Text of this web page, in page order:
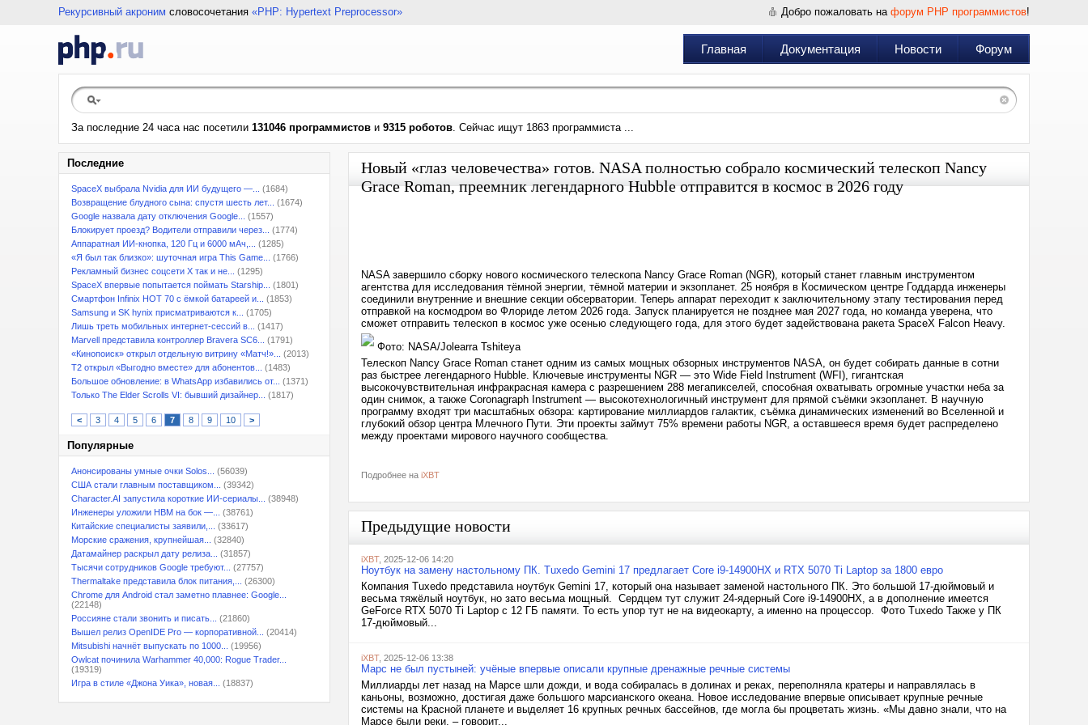
Рекурсивный акроним словосочетания «PHP: Hypertext Preprocessor» Добро пожаловать на форум PHP программистов!
Главная Документация Новости Форум
За последние 24 часа нас посетили 131046 программистов и 9315 роботов. Сейчас ищут 1863 программиста ...
Последние
SpaceX выбрала Nvidia для ИИ будущего —...
(1684)
Возвращение блудного сына: спустя шесть лет...
(1674)
Google назвала дату отключения Google...
(1557)
Блокирует проезд? Водители отправили через...
(1774)
Аппаратная ИИ-кнопка, 120 Гц и 6000 мАч,...
(1285)
«Я был так близко»: шуточная игра This Game...
(1766)
Рекламный бизнес соцсети X так и не...
(1295)
SpaceX впервые попытается поймать Starship...
(1801)
Смартфон Infinix HOT 70 с ёмкой батареей и...
(1853)
Samsung и SK hynix присматриваются к...
(1705)
Лишь треть мобильных интернет-сессий в...
(1417)
Marvell представила контроллер Bravera SC6...
(1791)
«Кинопоиск» открыл отдельную витрину «Матч!»...
(2013)
T2 открыл «Выгодно вместе» для абонентов...
(1483)
Большое обновление: в WhatsApp избавились от...
(1371)
Только The Elder Scrolls VI: бывший дизайнер...
(1817)
< 3 4 5 6 7 8 9 10 >
Популярные
Анонсированы умные очки Solos...
(56039)
США стали главным поставщиком...
(39342)
Character.AI запустила короткие ИИ-сериалы...
(38948)
Инженеры уложили HBM на бок —...
(38761)
Китайские специалисты заявили,...
(33617)
Морские сражения, крупнейшая...
(32840)
Датамайнер раскрыл дату релиза...
(31857)
Тысячи сотрудников Google требуют...
(27757)
Thermaltake представила блок питания,...
(26300)
Chrome для Android стал заметно плавнее: Google...
(22148)
Россияне стали звонить и писать...
(21860)
Вышел релиз OpenIDE Pro — корпоративной...
(20414)
Mitsubishi начнёт выпускать по 1000...
(19956)
Owlcat починила Warhammer 40,000: Rogue Trader...
(19319)
Игра в стиле «Джона Уика», новая...
(18837)
Новый «глаз человечества» готов. NASA полностью собрало космический телескоп Nancy
Grace Roman, преемник легендарного Hubble отправится в космос в 2026 году
NASA завершило сборку нового космического телескопа Nancy Grace Roman (NGR), который станет главным инструментом
агентства для исследования тёмной энергии, тёмной материи и экзопланет. 25 ноября в Космическом центре Годдарда инженеры
соединили внутренние и внешние секции обсерватории. Теперь аппарат переходит к заключительному этапу тестирования перед
отправкой на космодром во Флориде летом 2026 года. Запуск планируется не позднее мая 2027 года, но команда уверена, что
сможет отправить телескоп в космос уже осенью следующего года, для этого будет задействована ракета SpaceX Falcon Heavy.
Фото: NASA/Jolearra Tshiteya
Телескоп Nancy Grace Roman станет одним из самых мощных обзорных инструментов NASA, он будет собирать данные в сотни
раз быстрее легендарного Hubble. Ключевые инструменты NGR — это Wide Field Instrument (WFI), гигантская
высокочувствительная инфракрасная камера с разрешением 288 мегапикселей, способная охватывать огромные участки неба за
один снимок, а также Coronagraph Instrument — высокотехнологичный инструмент для прямой съёмки экзопланет. В научную
программу входят три масштабных обзора: картирование миллиардов галактик, съёмка динамических изменений во Вселенной и
глубокий обзор центра Млечного Пути. Эти проекты займут 75% времени работы NGR, а оставшееся время будет распределено
между проектами мирового научного сообщества.
Подробнее на iXBT
Предыдущие новости
iXBT, 2025-12-06 14:20
Ноутбук на замену настольному ПК. Tuxedo Gemini 17 предлагает Core i9-14900HX и RTX 5070 Ti Laptop за 1800 евро
Компания Tuxedo представила ноутбук Gemini 17, который она называет заменой настольного ПК. Это большой 17-дюймовый и
весьма тяжёлый ноутбук, но зато весьма мощный. Сердцем тут служит 24-ядерный Core i9-14900HX, а в дополнение имеется
GeForce RTX 5070 Ti Laptop с 12 ГБ памяти. То есть упор тут не на видеокарту, а именно на процессор. Фото Tuxedo Также у ПК
17-дюймовый...
iXBT, 2025-12-06 13:38
Марс не был пустыней: учёные впервые описали крупные дренажные речные системы
Миллиарды лет назад на Марсе шли дожди, и вода собиралась в долинах и реках, переполняла кратеры и направлялась в
каньоны, возможно, достигая даже большого марсианского океана. Новое исследование впервые описывает крупные речные
системы на Красной планете и выделяет 16 крупных речных бассейнов, где могла бы процветать жизнь. «Мы давно знали, что на
Марсе были реки, – говорит...